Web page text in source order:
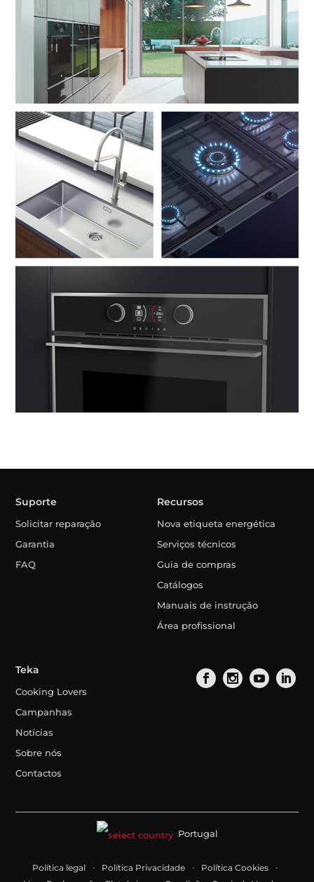
Suporte
Solicitar reparação
Garantia
FAQ
Recursos
Nova etiqueta energética
Serviços técnicos
Guia de compras
Catálogos
Manuais de instrução
Área profissional
Teka
Cooking Lovers
Campanhas
Notícias
Sobre nós
Contactos
Portugal
Política legal Política Privacidade
Política Cookies